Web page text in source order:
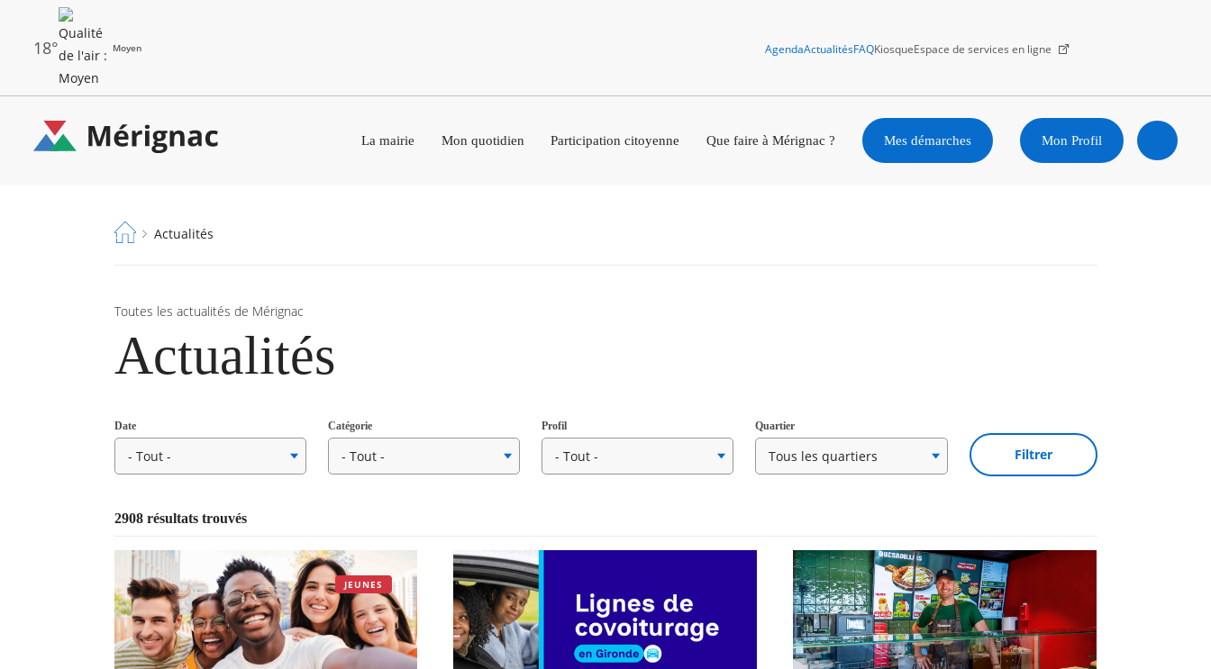
principal
18° Moyen
dernières
alertes
AgendaActualitésFAQKiosqueEspace de services en ligne
La mairie Mon quotidien Participation citoyenne Que faire à Mérignac ? Mes démarches Mon Profil
Fil
Actualités
Toutes les actualités de Mérignac
Actualités
Date Catégorie Profil Quartier
2908 résultats trouvés
JEUNES